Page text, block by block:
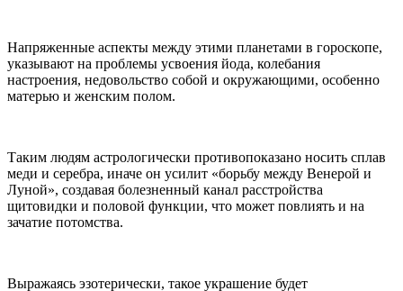
Напряженные аспекты между этими планетами в гороскопе,
указывают на проблемы усвоения йода, колебания
настроения, недовольство собой и окружающими, особенно
матерью и женским полом.
Таким людям астрологически противопоказано носить сплав
меди и серебра, иначе он усилит «борьбу между Венерой и
Луной», создавая болезненный канал расстройства
щитовидки и половой функции, что может повлиять и на
зачатие потомства.
Выражаясь эзотерически, такое украшение будет